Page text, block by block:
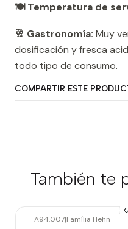
🍽️ Temperatura de
🥂 Gastronomía: Muy
dosificación y fresca
todo tipo de consumo.
COMPARTIR ESTE
También te
A94.007|Família Hehn